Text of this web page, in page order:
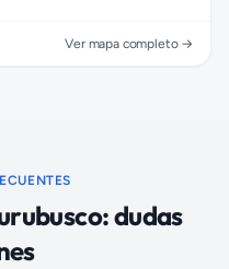
Ver mapa completo →
: dudas